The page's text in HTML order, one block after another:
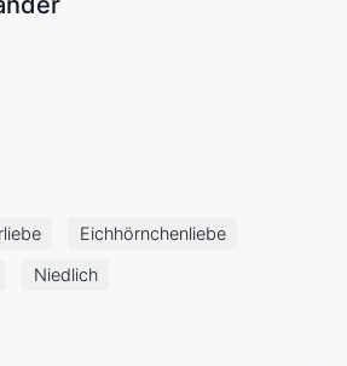
Eichhörnchenliebe
Niedlich